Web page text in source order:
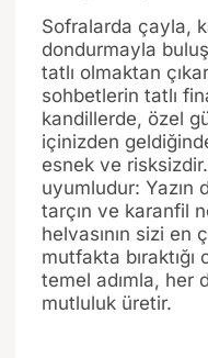
Sofralarda çayla,
dondurmayla
tatlı olmaktan
sohbetlerin tatlı
kandillerde, özel
içinizden
esnek ve
uyumludur: Yazın
tarçın ve karanfil
helvasının sizi en
mutfakta
temel adımla, her
mutluluk üretir.